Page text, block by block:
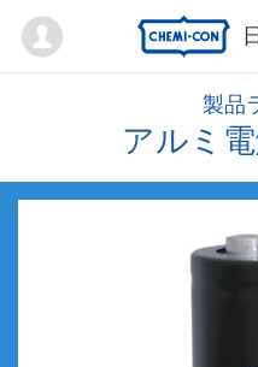
Mypage
製品
アルミ